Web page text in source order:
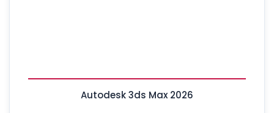
Autodesk 3ds Max 2026